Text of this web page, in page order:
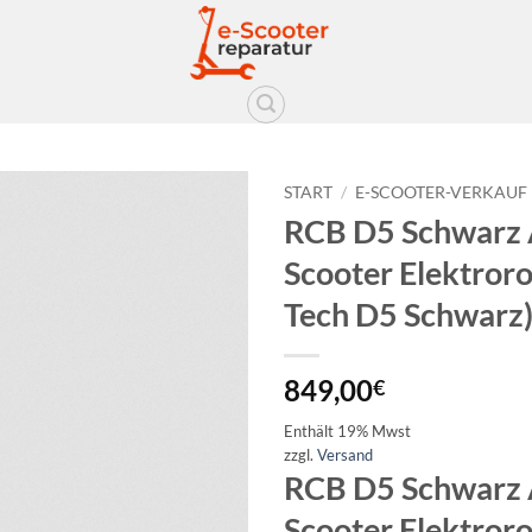
START / E-SCOOTER-VERKAUF
RCB D5 Schwarz
Scooter
Tech D5 Schwarz)
849,00€
Enthält 19% Mwst
zzgl. Versand
RCB D5 Schwarz